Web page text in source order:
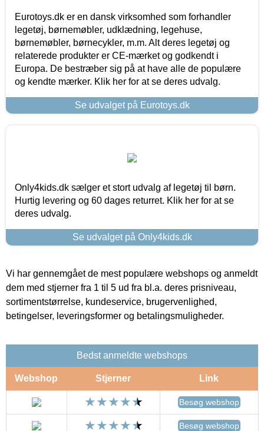
Eurotoys.dk er en dansk virksomhed som forhandler
legetøj, børnemøbler, udklædning, legehuse,
børnemøbler, børnecykler, m.m. Alt deres legetøj og
relaterede produkter er CE-mærket og godkendt i
Europa. De bestræber sig på at have alle de populære
og kendte mærker. Klik her for at se deres udvalg.
Se udvalget på Eurotoys.dk
Only4kids.dk sælger et stort udvalg af legetøj til børn.
Hurtig levering og 60 dages returret. Klik her for at se
deres udvalg.
Se udvalget på Only4kids.dk
Vi har gennemgået de mest populære webshops og anmeldt
dem med stjerner fra 1 til 5 ud fra bl.a. deres prisniveau,
sortimentstørrelse, kundeservice, brugervenlighed,
betingelser, leveringsformer og betalingsmuligheder.
Bedst anmeldte webshops
Webshop Stjerner Link
Besøg webshop
Besøg webshop